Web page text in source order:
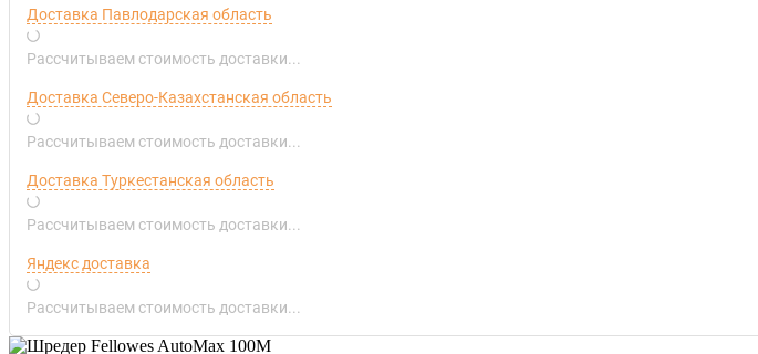
Доставка Павлодарская область
Рассчитываем стоимость доставки...
Доставка Северо-Казахстанская область
Рассчитываем стоимость доставки...
Доставка Туркестанская область
Рассчитываем стоимость доставки...
Яндекс доставка
Рассчитываем стоимость доставки...